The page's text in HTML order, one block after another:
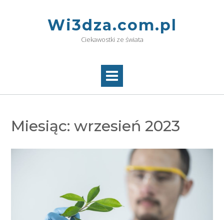
Wi3dza.com.pl
Ciekawostki ze świata
Miesiąc: wrzesień 2023